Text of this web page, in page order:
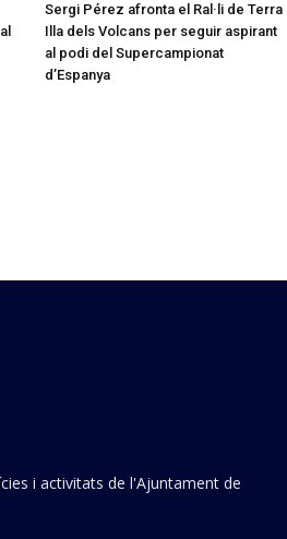
Sergi Pérez afronta el Ral·li de Terra
Illa dels Volcans per seguir aspirant
al podi del Supercampionat
d’Espanya
i activitats de l'Ajuntament de